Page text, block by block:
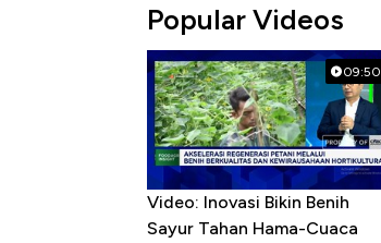
Popular Videos
09:50
Video: Inovasi Bikin Benih
Sayur Tahan Hama-Cuaca